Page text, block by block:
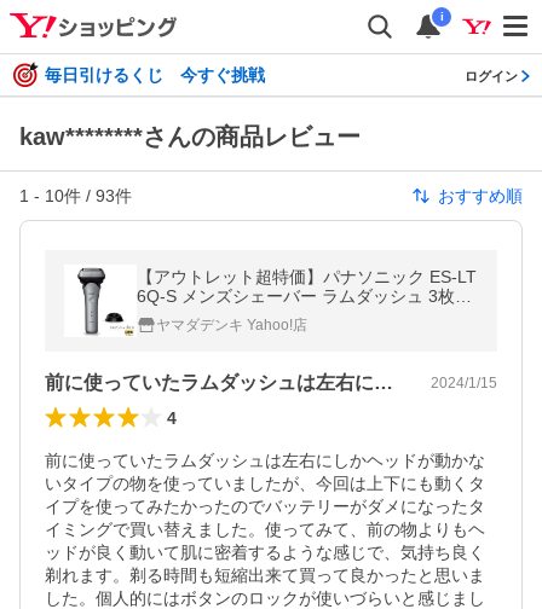
i
毎日引けるくじ 今すぐ挑戦 ログイン
kaw********さんの商品レビュー
1 - 10件 / 93件 おすすめ順
【アウトレット超特価】パナソニック ES-LT
6Q-S メンズシェーバー ラムダッシュ 3枚刃
シルバー
ヤマダデンキ Yahoo!店
前に使っていたラムダッシュは左右にしか… 2024/1/15
4
前に使っていたラムダッシュは左右にしかヘッドが動かな
いタイプの物を使っていましたが、今回は上下にも動くタ
イプを使ってみたかったのでバッテリーがダメになったタ
イミングで買い替えました。使ってみて、前の物よりもヘ
ッドが良く動いて肌に密着するような感じで、気持ち良く
剃れます。剃る時間も短縮出来て買って良かったと思いま
した。個人的にはボタンのロックが使いづらいと感じまし